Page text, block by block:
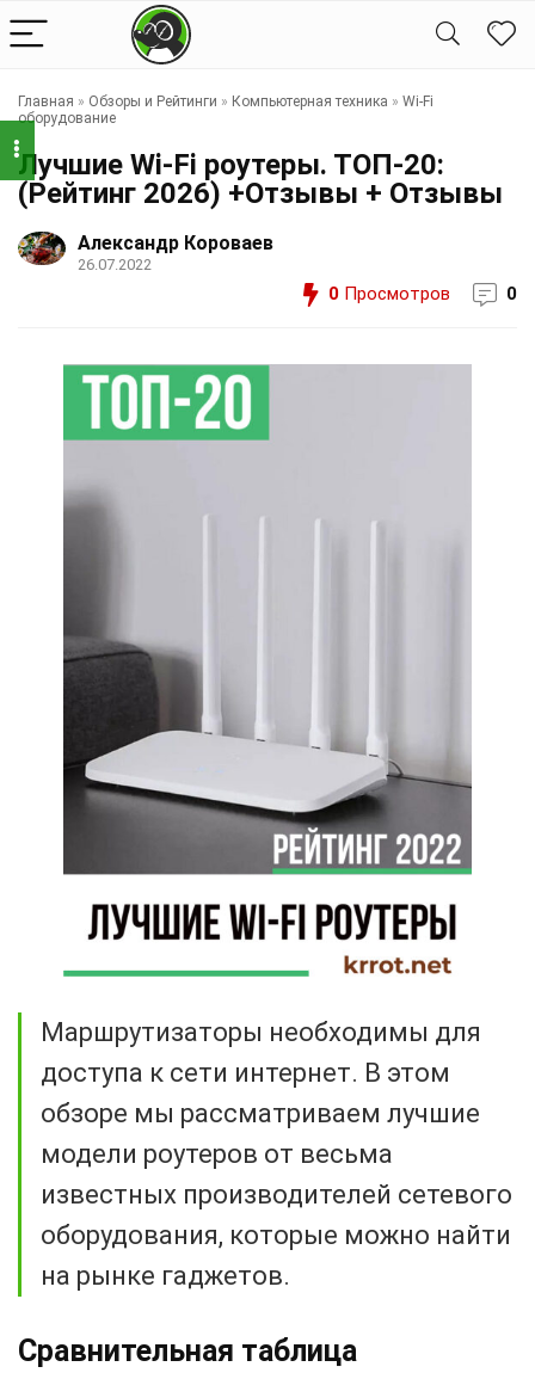
Главная » Обзоры и Рейтинги » Компьютерная техника » Wi-Fi
оборудование
Лучшие Wi-Fi роутеры. ТОП-20:
(Рейтинг 2026) +Отзывы + Отзывы
Александр Короваев
26.07.2022
0 Просмотров 0
Маршрутизаторы необходимы для
доступа к сети интернет. В этом
обзоре мы рассматриваем лучшие
модели роутеров от весьма
известных производителей сетевого
оборудования, которые можно найти
на рынке гаджетов.
Сравнительная таблица